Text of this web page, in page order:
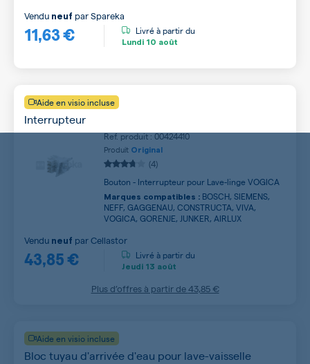
11,63 €
Vendu neuf parSpareka
Livré à partir du
Lundi 10 août
Aide en visio incluse
Interrupteur
Ref. produit : 00424410
Produit Original
(4)
Bouton - Interrupteur pour Lave-linge VOGICA
Marques compatibles : BOSCH, SIEMENS,
NEFF, GAGGENAU, CONSTRUCTA, VIVA,
VOGICA, GORENJE, JUNKER, AIRLUX
43,85 €
Vendu neuf parCellastor
Livré à partir du
Jeudi 13 août
Plus d’offres à partir de43,85 €
Aide en visio incluse
Bloc tuyau d'arrivée d'eau pour lave-vaisselle